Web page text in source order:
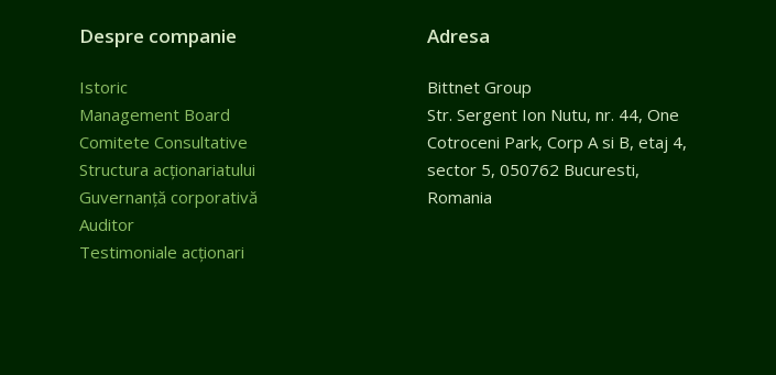
Despre companie
Istoric
Management Board
Comitete Consultative
Structura acționariatului
Guvernanță corporativă
Auditor
Testimoniale acționari
Adresa
Bittnet Group
Str. Sergent Ion Nutu, nr. 44, One
Cotroceni Park, Corp A si B, etaj 4,
sector 5, 050762 Bucuresti,
Romania